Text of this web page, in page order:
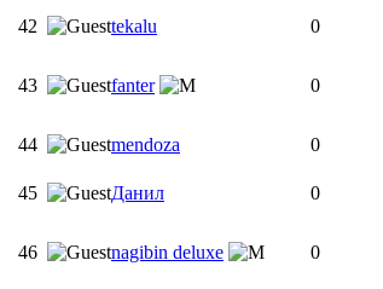
42
tekalu 0
43 fanter 0
44 mendoza 0
45 Данил 0
46 nagibin deluxe 0